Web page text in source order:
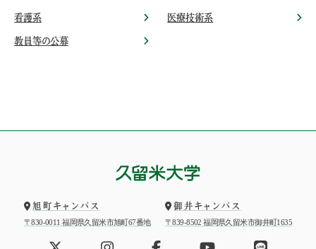
看護系 医療技術系
教員等の公募
旭町キャンパス
〒830-0011 福岡県久留米市旭町67番地
御井キャンパス
〒839-8502 福岡県久留米市御井町1635